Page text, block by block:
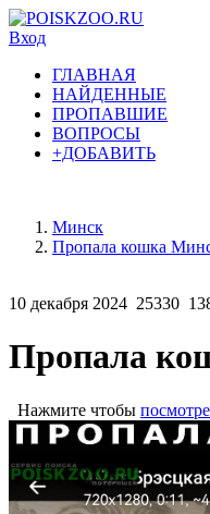
Вход
ГЛАВНАЯ
НАЙДЕННЫЕ
ПРОПАВШИЕ
ВОПРОСЫ
+ДОБАВИТЬ
Минск
Пропала кошка
10 декабря 2024 25330
Пропала
Нажмите чтобы